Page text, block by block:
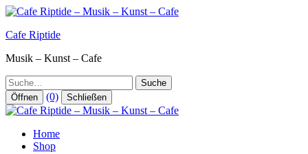
Zum
springen
Cafe Riptide
Musik – Kunst – Cafe
Suche
Öffnen (0) Schließen
Home
Shop